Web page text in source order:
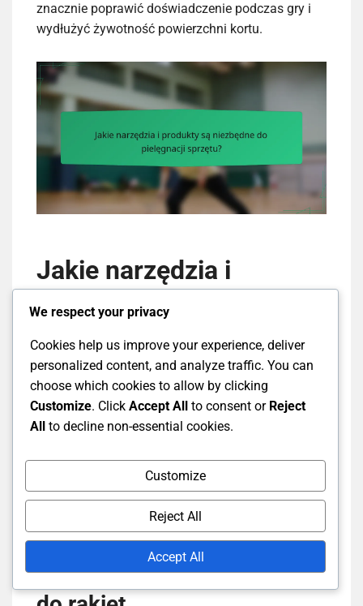
znacznie poprawić doświadczenie podczas gry i
wydłużyć żywotność powierzchni kortu.
Jakie narzędzia i
produkty są niezbędne
do pielęgnacji sprzętu?
Niezbędne narzędzia i produkty do pielęgnacji
sprzętu do badmintona obejmują środki
czyszczące do rakiet, narzędzia do konserwacji
do przechowywania. Te przedmioty pomagają
wydłużyć żywotność twojego sprzętu i zapewnić
optymalne warunki do gry.
Zalecane środki czyszczące
We respect your privacy
Cookies help us improve your experience, deliver
personalized content, and analyze traffic. You can
choose which cookies to allow by clicking
Customize. Click Accept All to consent or Reject
All to decline non-essential cookies.
Customize
Reject All
Accept All